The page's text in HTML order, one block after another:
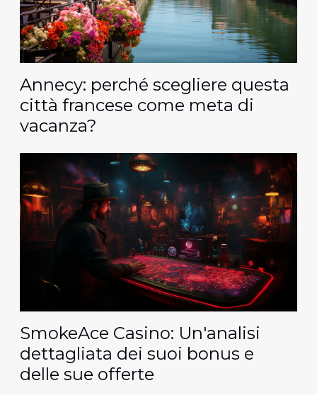
Annecy: perché scegliere questa
città francese come meta di
vacanza?
SmokeAce Casino: Un'analisi
dettagliata dei suoi bonus e
delle sue offerte